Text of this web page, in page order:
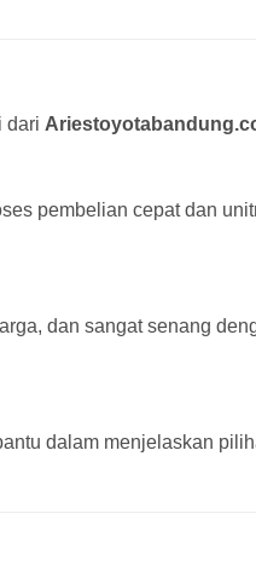
dari
pembelian cepat dan
dan sangat senang
dalam menjelaskan